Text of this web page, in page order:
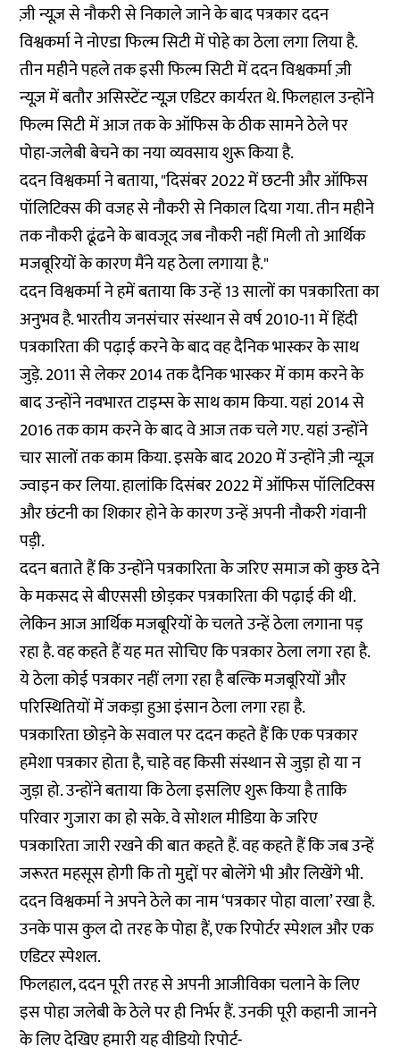
ज़ी न्यूज़ से नौकरी से निकाले जाने के बाद पत्रकार ददन
विश्वकर्मा ने नोएडा फिल्म सिटी में पोहे का ठेला लगा लिया है.
तीन महीने पहले तक इसी फिल्म सिटी में ददन विश्वकर्मा ज़ी
न्यूज़ में बतौर असिस्टेंट न्यूज़ एडिटर कार्यरत थे. फिलहाल उन्होंने
फिल्म सिटी में आज तक के ऑफिस के ठीक सामने ठेले पर
पोहा-जलेबी बेचने का नया व्यवसाय शुरू किया है.
ददन विश्वकर्मा ने बताया, "दिसंबर 2022 में छटनी और ऑफिस
पॉलिटिक्स की वजह से नौकरी से निकाल दिया गया. तीन महीने
तक नौकरी ढूंढने के बावजूद जब नौकरी नहीं मिली तो आर्थिक
मजबूरियों के कारण मैंने यह ठेला लगाया है."
ददन विश्वकर्मा ने हमें बताया कि उन्हें 13 सालों का पत्रकारिता का
अनुभव है. भारतीय जनसंचार संस्थान से वर्ष 2010-11 में हिंदी
पत्रकारिता की पढ़ाई करने के बाद वह दैनिक भास्कर के साथ
जुड़े. 2011 से लेकर 2014 तक दैनिक भास्कर में काम करने के
बाद उन्होंने नवभारत टाइम्स के साथ काम किया. यहां 2014 से
2016 तक काम करने के बाद वे आज तक चले गए. यहां उन्होंने
चार सालों तक काम किया. इसके बाद 2020 में उन्होंने ज़ी न्यूज़
ज्वाइन कर लिया. हालांकि दिसंबर 2022 में ऑफिस पॉलिटिक्स
और छंटनी का शिकार होने के कारण उन्हें अपनी नौकरी गंवानी
पड़ी.
ददन बताते हैं कि उन्होंने पत्रकारिता के जरिए समाज को कुछ देने
के मकसद से बीएससी छोड़कर पत्रकारिता की पढ़ाई की थी.
लेकिन आज आर्थिक मजबूरियों के चलते उन्हें ठेला लगाना पड़
रहा है. वह कहते हैं यह मत सोचिए कि पत्रकार ठेला लगा रहा है.
ये ठेला कोई पत्रकार नहीं लगा रहा है बल्कि मजबूरियों और
परिस्थितियों में जकड़ा हुआ इंसान ठेला लगा रहा है.
पत्रकारिता छोड़ने के सवाल पर ददन कहते हैं कि एक पत्रकार
हमेशा पत्रकार होता है, चाहे वह किसी संस्थान से जुड़ा हो या न
जुड़ा हो. उन्होंने बताया कि ठेला इसलिए शुरू किया है ताकि
परिवार गुजारा का हो सके. वे सोशल मीडिया के जरिए
पत्रकारिता जारी रखने की बात कहते हैं. वह कहते हैं कि जब उन्हें
जरूरत महसूस होगी कि तो मुद्दों पर बोलेंगे भी और लिखेंगे भी.
ददन विश्वकर्मा ने अपने ठेले का नाम ‘पत्रकार पोहा वाला’ रखा है.
उनके पास कुल दो तरह के पोहा हैं, एक रिपोर्टर स्पेशल और एक
एडिटर स्पेशल.
फिलहाल, ददन पूरी तरह से अपनी आजीविका चलाने के लिए
इस पोहा जलेबी के ठेले पर ही निर्भर हैं. उनकी पूरी कहानी जानने
के लिए देखिए हमारी यह वीडियो रिपोर्ट-